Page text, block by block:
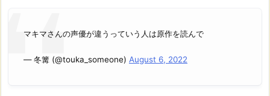
マキマさんの声優が違うっていう人は原作を読んで
— 冬篝 (@touka_someone) August 6, 2022